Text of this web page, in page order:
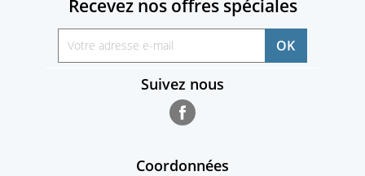
Recevez nos offres spéciales
Suivez nous
Coordonnées